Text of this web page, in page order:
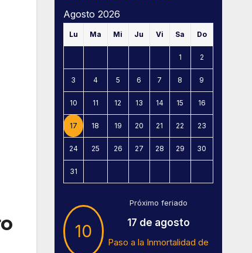
Agosto 2026
Lu Ma Mi Ju Vi Sa Do
1 2
3 4 5 6 7 8 9
10 11 12 13 14 15 16
17 18 19 20 21 22 23
24 25 26 27 28 29 30
31
10
Próximo feriado
17 de agosto
Paso a la Inmortalidad de